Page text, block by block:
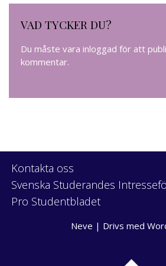
VAD TYCKER DU?
Du måste vara inloggad för att
kommentar.
Kontakta oss
Svenska Studerandes
Pro Studentbladet
Neve | Drivs med